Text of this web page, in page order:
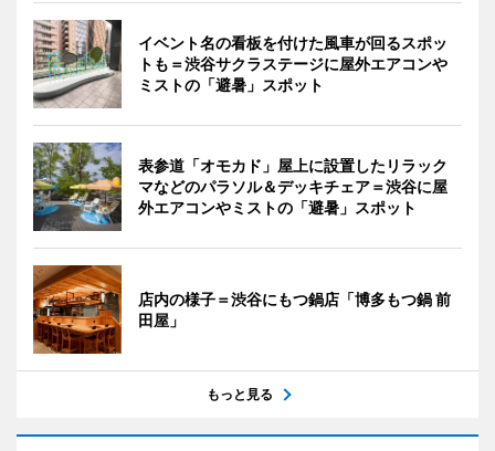
イベント名の看板を付けた風車が回るスポッ
トも＝渋谷サクラステージに屋外エアコンや
ミストの「避暑」スポット
表参道「オモカド」屋上に設置したリラック
マなどのパラソル＆デッキチェア＝渋谷に屋
外エアコンやミストの「避暑」スポット
店内の様子＝渋谷にもつ鍋店「博多もつ鍋 前
田屋」
もっと見る